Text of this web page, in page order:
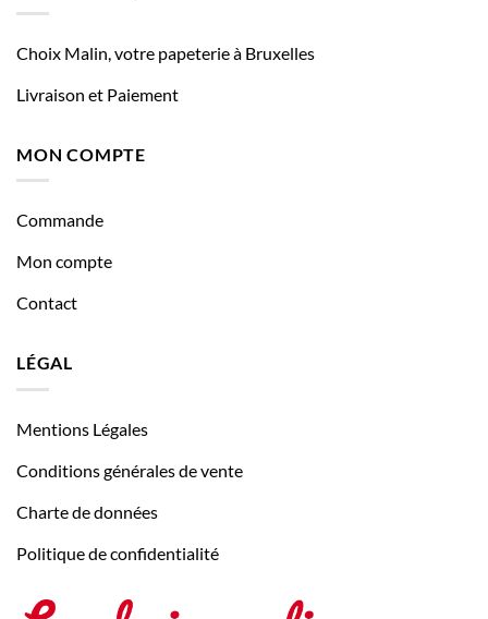
Choix Malin, votre papeterie à Bruxelles
Livraison et Paiement
MON COMPTE
Commande
Mon compte
Contact
LÉGAL
Mentions Légales
Conditions générales de vente
Charte de données
Politique de confidentialité